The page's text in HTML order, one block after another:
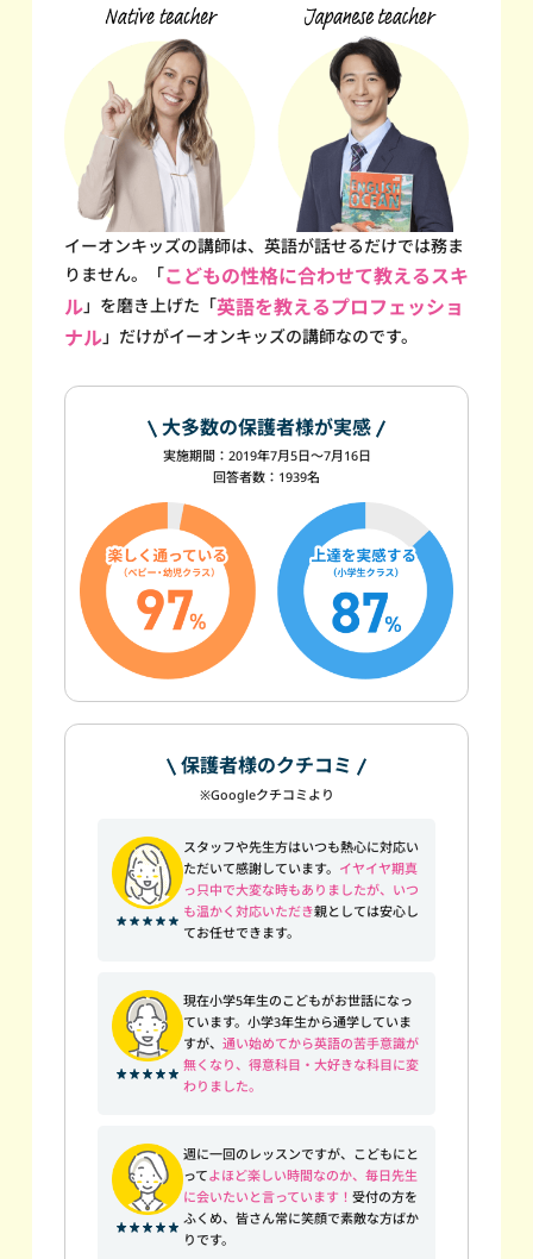
イーオンキッズの講師は、英語が話せるだけでは務ま
りません。
「こどもの性格に合わせて教えるスキ
ル」を磨き上げた 「英語を教えるプロフェッショ
ナル」だけがイーオンキッズの講師なのです。
大多数の保護者様が実感
実施期間：2019年7月5日～7月16日
回答者数：1939名
保護者様のクチコミ
※Googleクチコミより
スタッフや先生方はいつも熱心に対応い
ただいて感謝しています。 イヤイヤ期真
っ只中で大変な時もありましたが、いつ
も温かく対応いただき親としては安心し
てお任せできます。
現在小学5年生のこどもがお世話になっ
ています。小学3年生から通学していま
すが、 通い始めてから英語の苦手意識が
無くなり、得意科目・大好きな科目に変
わりました。
週に一回のレッスンですが、こどもにと
ってよほど楽しい時間なのか、毎日先生
に会いたいと言っています！ 受付の方を
ふくめ、皆さん常に笑顔で素敵な方ばか
りです。